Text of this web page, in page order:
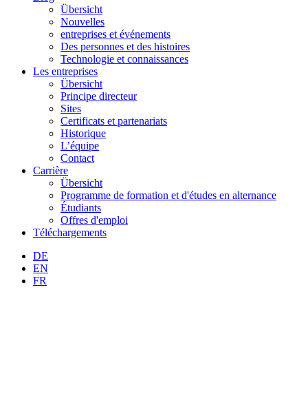
Übersicht
Nouvelles
entreprises et événements
Des personnes et des histoires
Technologie et connaissances
Les entreprises
Übersicht
Principe directeur
Sites
Certificats et partenariats
Historique
L’équipe
Contact
Carrière
Übersicht
Programme de formation et d'études en alternance
Étudiants
Offres d'emploi
Téléchargements
DE
EN
FR